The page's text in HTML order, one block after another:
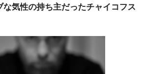
な気性の持ち主だったチャイコフス